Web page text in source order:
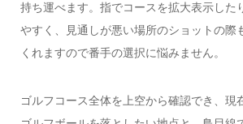
持ち運べます。指でコースを拡大表示した
やすく、見通しが悪い場所のショットの際
くれますので番手の選択に悩みません。
ゴルフコース全体を上空から確認でき、現